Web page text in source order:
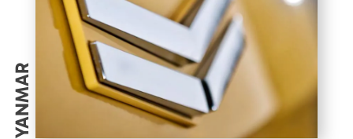
YANMAR